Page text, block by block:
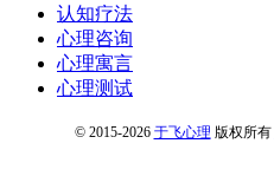
认知疗法
心理咨询
心理寓言
心理测试
© 2015-2026 于飞心理 版权所有